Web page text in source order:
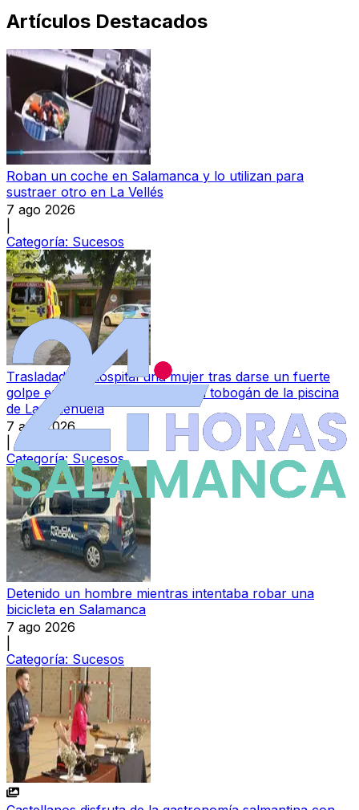
Artículos Destacados
Roban un coche en Salamanca y lo utilizan para
sustraer otro en La Vellés
7 ago 2026
Categoría: Sucesos
Trasladada al hospital una mujer tras darse un fuerte
golpe en la nuca bajando por un tobogán de la piscina
de La Aldehuela
7 ago 2026
Categoría: Sucesos
Detenido un hombre mientras intentaba robar una
bicicleta en Salamanca
7 ago 2026
Categoría: Sucesos